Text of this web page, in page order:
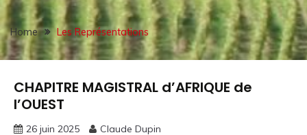
Home Les Représentations
Les
Représentations
CHAPITRE MAGISTRAL d’AFRIQUE de
l’OUEST
26 juin 2025 Claude Dupin